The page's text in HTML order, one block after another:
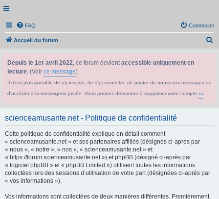
FAQ Connexion
Accueil du forum
Depuis le 1er avril 2022, ce forum devientaccessible uniquement en
lecture. (Voir ce message)
Il n'est plus possible de s'y inscrire, de s'y connecter, de poster de nouveaux messages ou
d'accéder à la messagerie privée. Vous pouvez demander à supprimer votre compte ici
scienceamusante.net - Politique de confidentialité
Cette politique de confidentialité explique en détail comment
« scienceamusante.net » et ses partenaires affiliés (désignés ci-après par
« nous », « notre », « nos », « scienceamusante.net » et
« https://forum.scienceamusante.net ») et phpBB (désigné ci-après par
« logiciel phpBB » et « phpBB Limited ») utilisent toutes les informations
collectées lors des sessions d’utilisation de votre part (désignées ci-après par
« vos informations »).
Vos informations sont collectées de deux manières différentes. Premièrement,